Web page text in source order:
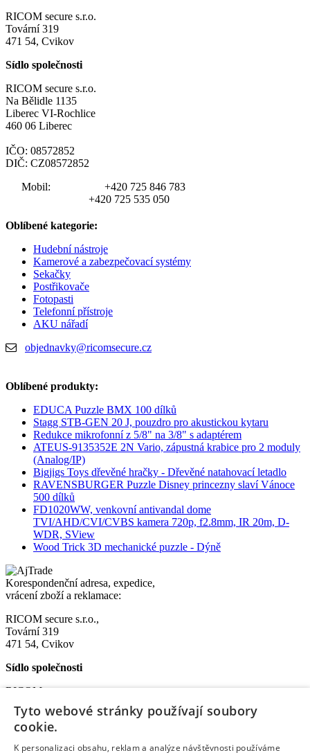
RICOM secure s.r.o.
Tovární 319
471 54, Cvikov
Sídlo společnosti
RICOM secure s.r.o.
Na Bělidle 1135
Liberec VI-Rochlice
460 06 Liberec
IČO: 08572852
DIČ: CZ08572852
Mobil:
+420 725 846 783
+420 725 535 050
Oblíbené kategorie:
Hudební nástroje
Kamerové a zabezpečovací systémy
Sekačky
Postřikovače
Fotopasti
Telefonní přístroje
AKU nářadí
objednavky@ricomsecure.cz
Oblíbené produkty:
EDUCA Puzzle BMX 100 dílků
Stagg STB-GEN 20 J, pouzdro pro akustickou kytaru
Redukce mikrofonní z 5/8" na 3/8" s adaptérem
ATEUS-9135352E 2N Vario, zápustná krabice pro 2 moduly
(Analog/IP)
Bigjigs Toys dřevěné hračky - Dřevěné natahovací letadlo
RAVENSBURGER Puzzle Disney princezny slaví Vánoce
500 dílků
FD1020WW, venkovní antivandal dome
TVI/AHD/CVI/CVBS kamera 720p, f2.8mm, IR 20m, D-
WDR, SView
Wood Trick 3D mechanické puzzle - Dýně
Korespondenční adresa, expedice,
vrácení zboží a reklamace:
RICOM secure s.r.o.,
Tovární 319
471 54, Cvikov
Sídlo společnosti
RICOM secure s.r.o.
Na Bělidle 1135
Liberec VI-Rochlice
460 06 Liberec
Tyto webové stránky používají soubory
cookie.
K personalizaci obsahu, reklam a analýze návštěvnosti používáme